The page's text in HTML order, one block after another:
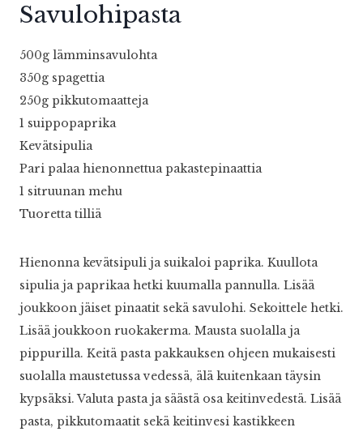
Savulohipasta
500g lämminsavulohta
350g spagettia
250g pikkutomaatteja
1 suippopaprika
Kevätsipulia
Pari palaa hienonnettua pakastepinaattia
1 sitruunan mehu
Tuoretta tilliä
Hienonna kevätsipuli ja suikaloi paprika. Kuullota
sipulia ja paprikaa hetki kuumalla pannulla. Lisää
joukkoon jäiset pinaatit sekä savulohi. Sekoittele hetki.
Lisää joukkoon ruokakerma. Mausta suolalla ja
pippurilla. Keitä pasta pakkauksen ohjeen mukaisesti
suolalla maustetussa vedessä, älä kuitenkaan täysin
kypsäksi. Valuta pasta ja säästä osa keitinvedestä. Lisää
pasta, pikkutomaatit sekä keitinvesi kastikkeen